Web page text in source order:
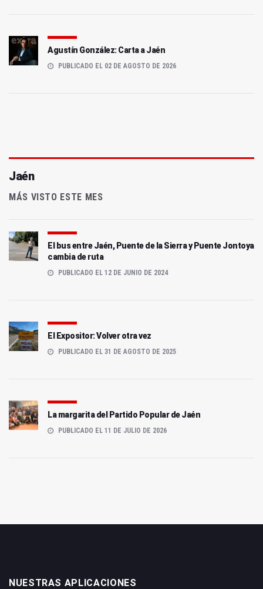
Agustín González: Carta a Jaén
PUBLICADO EL 02 DE AGOSTO DE 2026
Jaén
MÁS VISTO ESTE MES
El bus entre Jaén, Puente de la Sierra y Puente Jontoya
cambia de ruta
PUBLICADO EL 12 DE JUNIO DE 2024
El Expositor: Volver otra vez
PUBLICADO EL 31 DE AGOSTO DE 2025
La margarita del Partido Popular de Jaén
PUBLICADO EL 11 DE JULIO DE 2026
NUESTRAS APLICACIONES